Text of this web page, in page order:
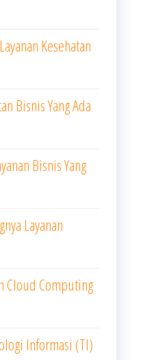
Kesehatan
Bisnis Yang Ada
Bisnis Yang
Layanan
Cloud Computing
Informasi (TI)